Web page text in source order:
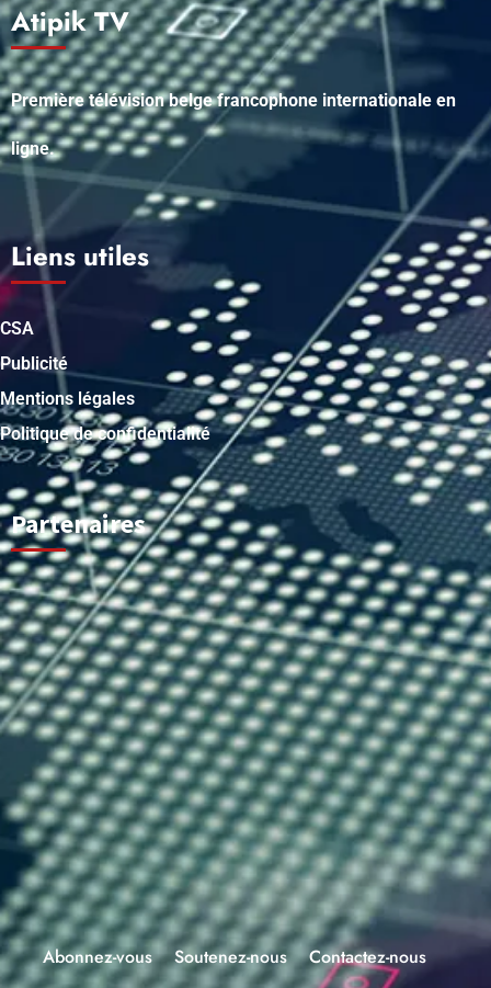
Atipik TV
Première télévision belge francophone internationale en
ligne.
Liens utiles
CSA
Publicité
Mentions légales
Politique de confidentialité
Partenaires
Abonnez-vous Soutenez-nous Contactez-nous